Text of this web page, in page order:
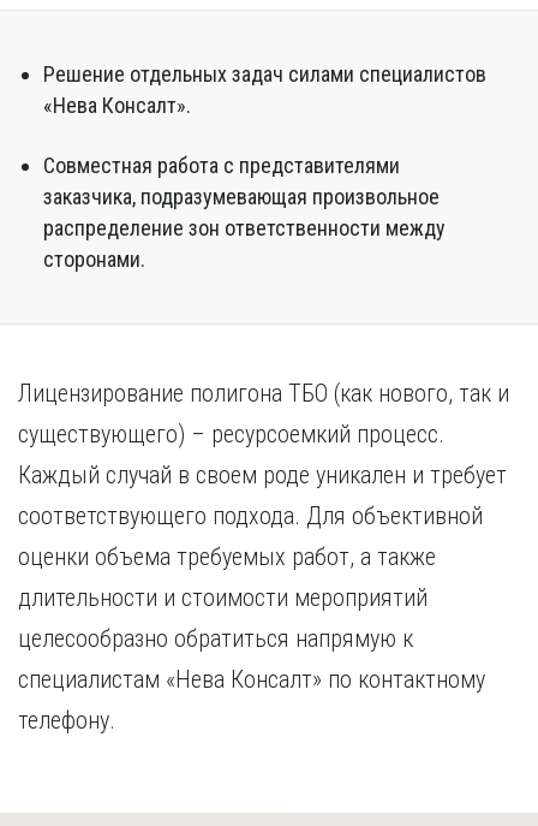
Решение отдельных задач силами специалистов
«Нева Консалт».
Совместная работа с представителями
заказчика, подразумевающая произвольное
распределение зон ответственности между
сторонами.
Лицензирование полигона ТБО (как нового, так и
существующего) – ресурсоемкий процесс.
Каждый случай в своем роде уникален и требует
соответствующего подхода. Для объективной
оценки объема требуемых работ, а также
длительности и стоимости мероприятий
целесообразно обратиться напрямую к
специалистам «Нева Консалт» по контактному
телефону.